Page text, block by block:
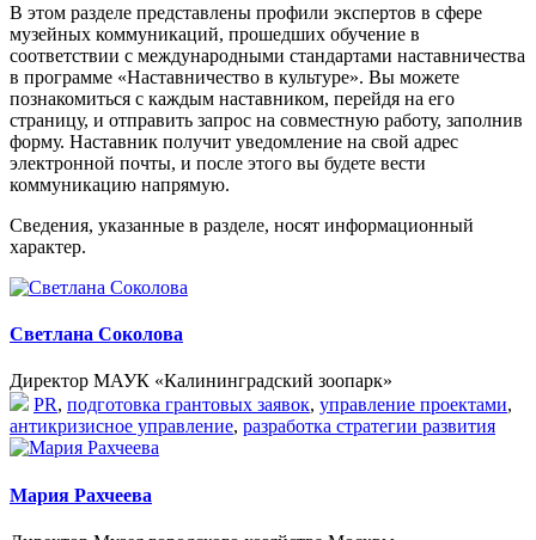
В этом разделе представлены профили экспертов в сфере
музейных коммуникаций, прошедших обучение в
соответствии с международными стандартами наставничества
в программе «Наставничество в культуре». Вы можете
познакомиться с каждым наставником, перейдя на его
страницу, и отправить запрос на совместную работу, заполнив
форму. Наставник получит уведомление на свой адрес
электронной почты, и после этого вы будете вести
коммуникацию напрямую.
Сведения, указанные в разделе, носят информационный
характер.
Светлана Соколова
Директор МАУК «Калининградский зоопарк»
PR, подготовка грантовых заявок, управление проектами,
антикризисное управление, разработка стратегии развития
Мария Рахчеева